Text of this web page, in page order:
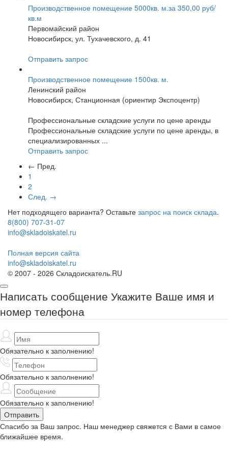
Производственное помещение 5000кв. м.за 350,00 руб/
кв.м
Первомайский район
Новосибирск, ул. Тухачевского, д. 41
Отправить запрос
Производственное помещение 1500кв. м.
Ленинский район
Новосибирск, Станционная (ориентир Экспоцентр)
Профессиональные складские услуги по цене аренды
Профессиональные складские услуги по цене аренды, в
специализированных ...
Отправить запрос
← Пред.
1
2
След. →
Нет подходящего варианта? Оставьте запрос на поиск склада.
8(800) 707-31-07
info@skladoiskatel.ru
Полная версия сайта
info@skladoiskatel.ru
© 2007 - 2026 Складоискатель.RU
Написать сообщение Укажите Ваше имя и
номер телефона
Обязательно к заполнению!
Обязательно к заполнению!
Обязательно к заполнению!
Спасибо за Ваш запрос. Наш менеджер свяжется с Вами в самое
ближайшее время.